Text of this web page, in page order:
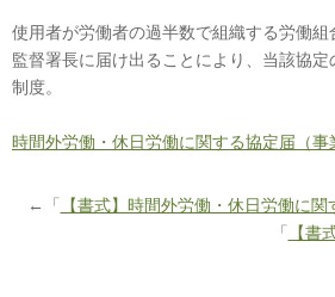
使用者が労働者の過半数で組織する労働
監督署長に届け出ることにより、当該協
制度。
時間外労働・休日労働に関する協定届（
←「
【書式】時間外労働・休日労働に
「
【書